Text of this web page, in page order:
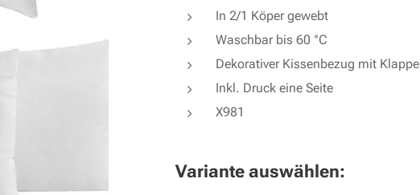
In 2/1 Köper gewebt
Waschbar bis 60 °C
Dekorativer Kissenbezug mit Klappe
Inkl. Druck eine Seite
X981
Variante auswählen: